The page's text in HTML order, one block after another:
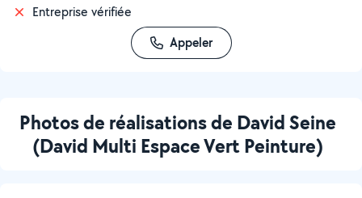
Entreprise vérifiée
Appeler
Photos de réalisations de David Seine
(David Multi Espace Vert Peinture)